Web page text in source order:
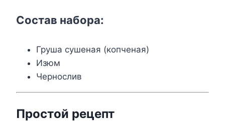
Состав набора:
Груша сушеная (копченая)
Изюм
Чернослив
Простой рецепт